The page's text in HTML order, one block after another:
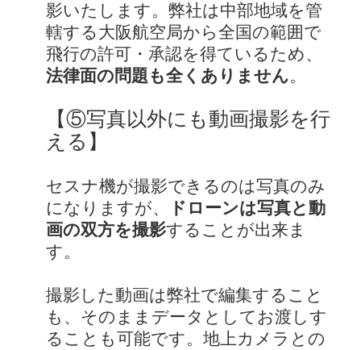
影いたします。弊社は中部地域を管
轄する大阪航空局から全国の範囲で
飛行の許可・承認を得ているため、
法律面の問題も全くありません。
【⑤写真以外にも動画撮影を行
える】
セスナ機が撮影できるのは写真のみ
になりますが、
ドローンは写真と動
画の双方を撮影することが出来ま
す。
撮影した動画は弊社で編集すること
も、そのままデータとしてお渡しす
ることも可能です。地上カメラとの